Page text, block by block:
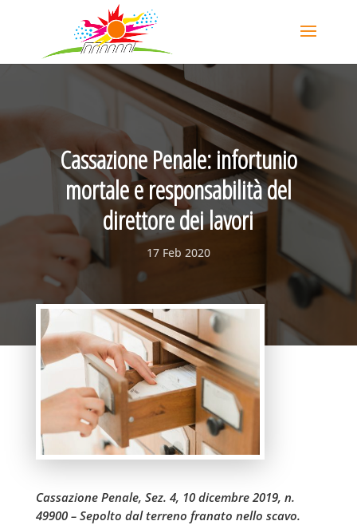
Cassazione Penale: infortunio
mortale e responsabilità del
direttore dei lavori
17 Feb 2020
Cassazione Penale, Sez. 4, 10 dicembre 2019, n.
49900 – Sepolto dal terreno franato nello scavo.